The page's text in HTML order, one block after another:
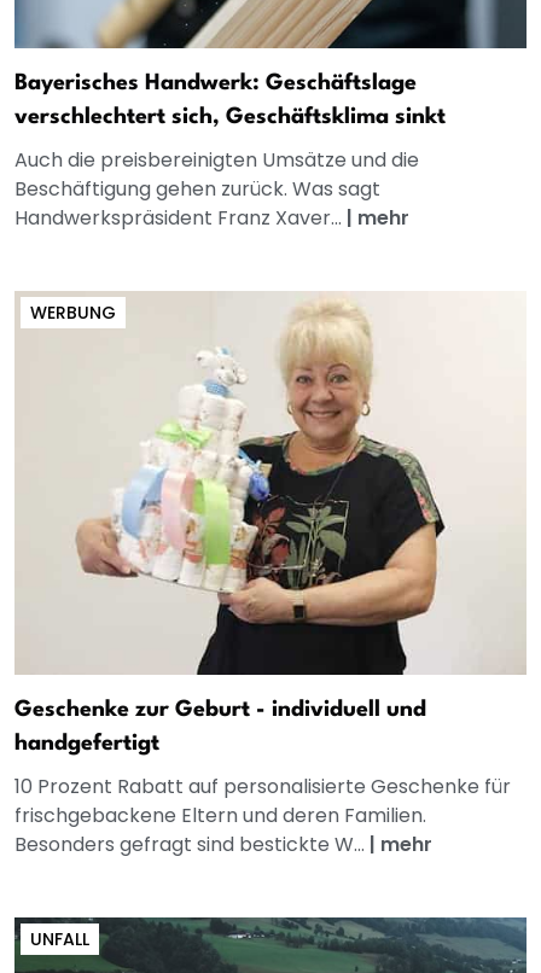
Bayerisches Handwerk: Geschäftslage
verschlechtert sich, Geschäftsklima sinkt
Auch die preisbereinigten Umsätze und die
Beschäftigung gehen zurück. Was sagt
Handwerkspräsident Franz Xaver... | mehr
WERBUNG
Geschenke zur Geburt - individuell und
handgefertigt
10 Prozent Rabatt auf personalisierte Geschenke für
frischgebackene Eltern und deren Familien.
Besonders gefragt sind bestickte W... | mehr
UNFALL